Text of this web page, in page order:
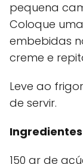
pequena
Coloque
embebidas
creme e
Leve ao
de servir.
150 gr de